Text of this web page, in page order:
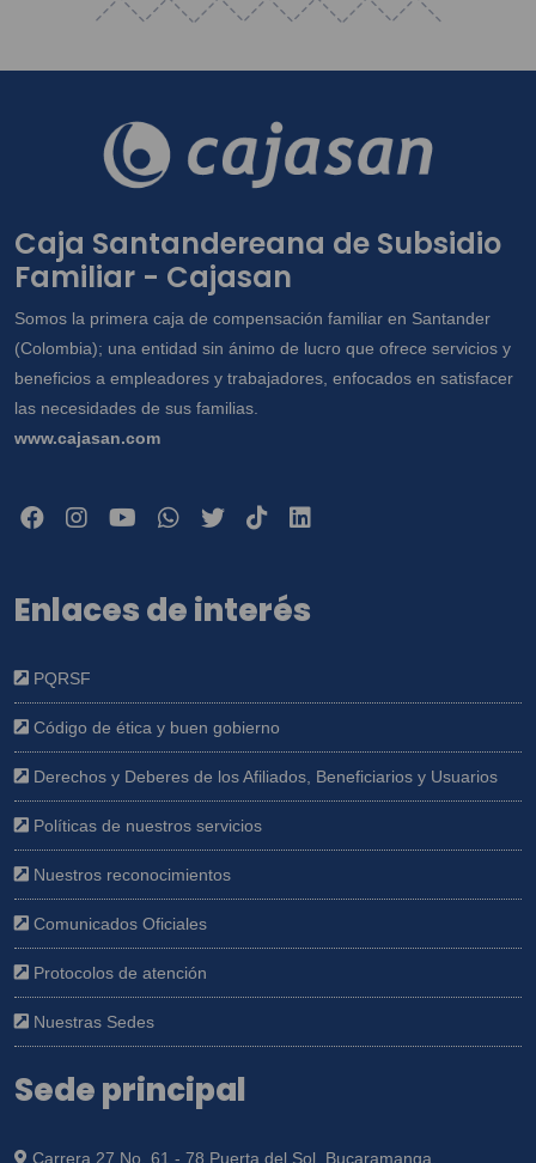
Caja Santandereana de Subsidio
Familiar - Cajasan
Somos la primera caja de compensación familiar en Santander
(Colombia); una entidad sin ánimo de lucro que ofrece servicios y
beneficios a empleadores y trabajadores, enfocados en satisfacer
las necesidades de sus familias.
www.cajasan.com
Enlaces de interés
PQRSF
Código de ética y buen gobierno
Derechos y Deberes de los Afiliados, Beneficiarios y Usuarios
Políticas de nuestros servicios
Nuestros reconocimientos
Comunicados Oficiales
Protocolos de atención
Nuestras Sedes
Sede principal
Carrera 27 No. 61 - 78 Puerta del Sol, Bucaramanga.